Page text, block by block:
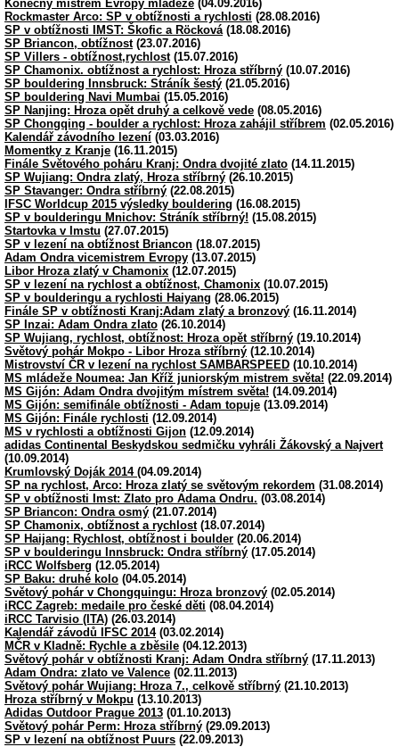
Konečný mistrem Evropy mládeže (04.09.2016)
Rockmaster Arco: SP v obtížnosti a rychlosti (28.08.2016)
SP v obtížnosti IMST: Škofic a Röcková(18.08.2016)
SP Briancon, obtížnost(23.07.2016)
SP Villers - obtížnost,rychlost(15.07.2016)
SP Chamonix. obtížnost a rychlost: Hroza stříbrný (10.07.2016)
SP bouldering Innsbruck: Stráník šestý (21.05.2016)
SP bouldering Navi Mumbai (15.05.2016)
SP Nanjing: Hroza opět druhý a celkově vede (08.05.2016)
SP Chongqing - boulder a rychlost: Hroza zahájil stříbrem (02.05.2016)
Kalendář závodního lezení (03.03.2016)
Momentky z Kranje (16.11.2015)
Finále Světového poháru Kranj: Ondra dvojité zlato (14.11.2015)
SP Wujiang: Ondra zlatý, Hroza stříbrný (26.10.2015)
SP Stavanger: Ondra stříbrný (22.08.2015)
IFSC Worldcup 2015 výsledky bouldering (16.08.2015)
SP v boulderingu Mnichov: Stráník stříbrný! (15.08.2015)
Startovka v Imstu (27.07.2015)
SP v lezení na obtížnost Briancon (18.07.2015)
Adam Ondra vicemistrem Evropy (13.07.2015)
Libor Hroza zlatý v Chamonix (12.07.2015)
SP v lezení na rychlost a obtížnost, Chamonix (10.07.2015)
SP v boulderingu a rychlosti Haiyang (28.06.2015)
Finále SP v obtížnosti Kranj:Adam zlatý a bronzový (16.11.2014)
SP Inzai: Adam Ondra zlato (26.10.2014)
SP Wujiang, rychlost, obtížnost: Hroza opět stříbrný (19.10.2014)
Světový pohár Mokpo - Libor Hroza stříbrný (12.10.2014)
Mistrovství ČR v lezení na rychlost SAMBARSPEED (10.10.2014)
MS mládeže Noumea: Jan Kříž juniorským mistrem světa! (22.09.2014)
MS Gijón: Adam Ondra dvojitým místrem světa! (14.09.2014)
MS Gijón: semifinále obtížnosti - Adam topuje (13.09.2014)
MS Gijón: Finále rychlosti (12.09.2014)
MS v rychlosti a obtížnosti Gijon (12.09.2014)
adidas Continental Beskydskou sedmičku vyhráli Žákovský a Najvert
(10.09.2014)
Krumlovský Doják 2014 (04.09.2014)
SP na rychlost, Arco: Hroza zlatý se světovým rekordem (31.08.2014)
SP v obtížnosti Imst: Zlato pro Adama Ondru. (03.08.2014)
SP Briancon: Ondra osmý (21.07.2014)
SP Chamonix, obtížnost a rychlost(18.07.2014)
SP Haijang: Rychlost, obtížnost i boulder (20.06.2014)
SP v boulderingu Innsbruck: Ondra stříbrný (17.05.2014)
iRCC Wolfsberg (12.05.2014)
SP Baku: druhé kolo (04.05.2014)
Světový pohár v Chongquingu: Hroza bronzový (02.05.2014)
iRCC Zagreb: medaile pro české děti (08.04.2014)
iRCC Tarvisio (ITA) (26.03.2014)
Kalendář závodů IFSC 2014(03.02.2014)
MČR v Kladně: Rychle a zběsile (04.12.2013)
Světový pohár v obtížnosti Kranj: Adam Ondra stříbrný (17.11.2013)
Adam Ondra: zlato ve Valence (02.11.2013)
Světový pohár Wujiang: Hroza 7., celkově stříbrný (21.10.2013)
Hroza stříbrný v Mokpu (13.10.2013)
Adidas Outdoor Prague 2013 (01.10.2013)
Světový pohár Perm: Hroza stříbrný (29.09.2013)
SP v lezení na obtížnost Puurs (22.09.2013)